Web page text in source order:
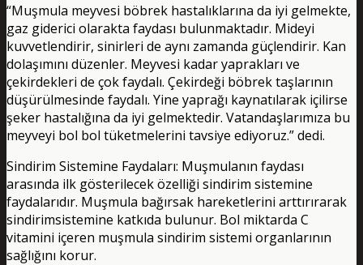
“Muşmula meyvesi böbrek hastalıklarına da iyi gelmekte,
gaz giderici olarakta faydası bulunmaktadır. Mideyi
kuvvetlendirir, sinirleri de aynı zamanda güçlendirir. Kan
dolaşımını düzenler. Meyvesi kadar yaprakları ve
çekirdekleri de çok faydalı. Çekirdeği böbrek taşlarının
düşürülmesinde faydalı. Yine yaprağı kaynatılarak içilirse
şeker hastalığına da iyi gelmektedir. Vatandaşlarımıza bu
meyveyi bol bol tüketmelerini tavsiye ediyoruz.” dedi.
Sindirim Sistemine Faydaları: Muşmulanın faydası
arasında ilk gösterilecek özelliği sindirim sistemine
faydalarıdır. Muşmula bağırsak hareketlerini arttırırarak
sindirimsistemine katkıda bulunur. Bol miktarda C
vitamini içeren muşmula sindirim sistemi organlarının
sağlığını korur.